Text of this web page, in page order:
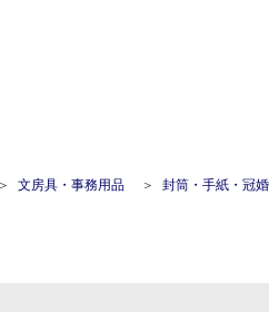
文房具・事務用品 封筒・手紙・冠